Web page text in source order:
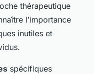
thérapeutique
l’importance
inutiles et
spécifiques